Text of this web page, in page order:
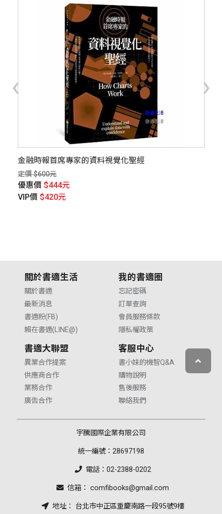
金融時報首席專家的資料視覺化聖經
定價 $600元
優惠價 $444元
VIP價 $420元
‹ ›
關於書適生活
關於書適
最新消息
書適粉(FB)
賴在書適(LINE@)
我的書適圈
忘記密碼
訂單查詢
會員服務條款
隱私權政策
書適大聯盟
異業合作提案
供應商合作
業務合作
廣告合作
客服中心
書小妹的機智Q&A
購物說明
售後服務
聯絡我們
宇騰國際企業有限公司
統一編號：28697198
電話：02-2388-0202
信箱： comfibooks@gmail.com
地址： 台北市中正區重慶南路一段95號9樓